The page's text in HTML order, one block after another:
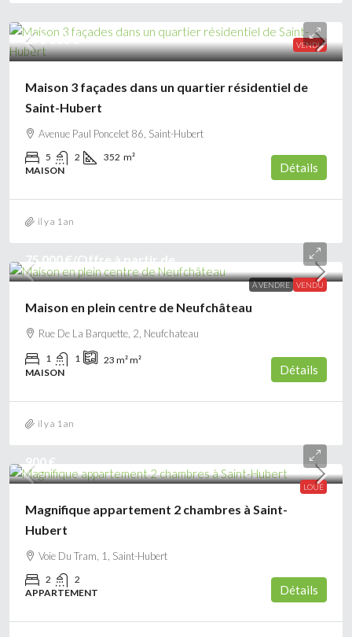
VENDU
270 000 €
Maison 3 façades dans un quartier résidentiel de
Saint-Hubert
Avenue Paul Poncelet 86, Saint-Hubert
5 2 352 m²
MAISON
Détails
il y a 1 an
À VENDRE VENDU
75 000 €/Offre à partir de
Maison en plein centre de Neufchâteau
Rue De La Barquette, 2, Neufchateau
1 1 23 m²m²
MAISON
Détails
il y a 1 an
LOUÉ
900 €
Magnifique appartement 2 chambres à Saint-
Hubert
Voie Du Tram, 1, Saint-Hubert
2
2
APPARTEMENT
Détails